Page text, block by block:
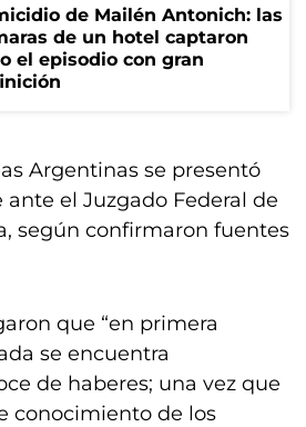
de Mailén Antonich: las
de un hotel captaron
el episodio con gran
Argentinas se presentó
el Juzgado Federal de
según confirmaron fuentes
que “en primera
se encuentra
de haberes; una vez que
conocimiento de los